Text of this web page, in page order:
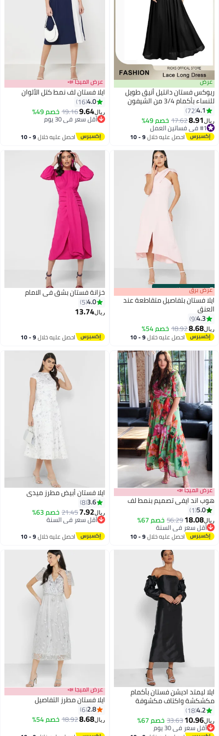
6
عرض
ريوكس فستان دانتيل أنيق طويل
للنساء بأكمام 3/4 من الشيفون
لحفلات الزفاف والمناسبات، فستان
ماكسي أسود من الدانتيل نحيف
للسهرات والكوكتيل للمناسبات
الخاصة
4.1
72
ريال 8.91
17.62خصم 49%
#1 في فساتين العمل
#1 في فساتين العمل احصل عليه خلال 9 - 10
عرض الميجا 📣
ايلا فستان لف نمط كتل الألوان
4.0
16
ريال9.64
19.16خصم 49%
أقل سعر في 30 يوم
أقل سعر في 30 يوم
احصل عليه خلال 9 - 10
00m:00s
·باقي 100% عرض برق
ايلا فستان بتفاصيل متقاطعة عند
العنق
4.3
9
ريال8.68
18.92خصم 54%
احصل عليه خلال 9 - 10
خزانة فستان بشق في الامام
4.0
5
ريال13.74
احصل عليه خلال 9 - 10
عرض الميجا 📣
هوب اند ايفي تصميم بنمط لف
5.0
1
ريال18.08
56.29خصم 67%
أقل سعر في السنة
أقل سعر في السنة
احصل عليه خلال 9 - 10
ايلا فستان أبيض مطرز ميدي
3.6
8
ريال7.92
21.45خصم 63%
أقل سعر في السنة
أقل سعر في السنة
احصل عليه خلال 9 - 10
ايلا ليمتد اديشن فستان بأكمام
مكشكشة واكتاف مكشوفة
4.2
18
ريال10.96
33.63خصم 67%
أقل سعر في 30 يوم
عرض الميجا 📣
ايلا فستان مطرز التفاصيل
2.8
6
ريال8.68
18.92خصم 54%